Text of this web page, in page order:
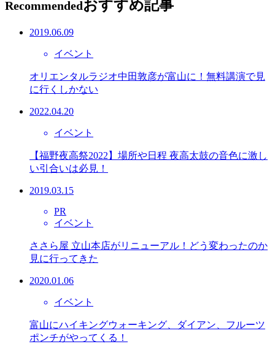
Recommendedおすすめ記事
2019.06.09
イベント
オリエンタルラジオ中田敦彦が富山に！無料講演で見
に行くしかない
2022.04.20
イベント
【福野夜高祭2022】場所や日程 夜高太鼓の音色に激し
い引合いは必見！
2019.03.15
PR
イベント
ささら屋 立山本店がリニューアル！どう変わったのか
見に行ってきた
2020.01.06
イベント
富山にハイキングウォーキング、ダイアン、フルーツ
ポンチがやってくる！